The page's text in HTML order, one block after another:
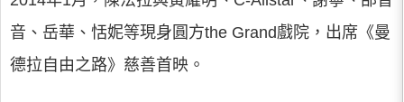
音、岳華、恬妮等現身圓方the Grand戲院，出席《曼
德拉自由之路》慈善首映。